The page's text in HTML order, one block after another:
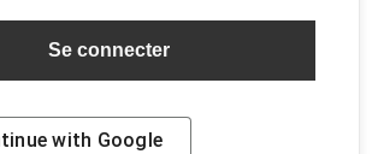
with Google